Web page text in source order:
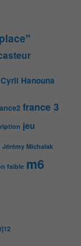
Cyril Hanouna
france 3
jeu
Jérémy Michalak
faible m6